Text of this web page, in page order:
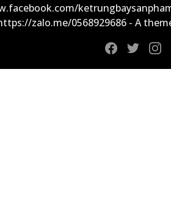
zalo.me/0568929686 - A